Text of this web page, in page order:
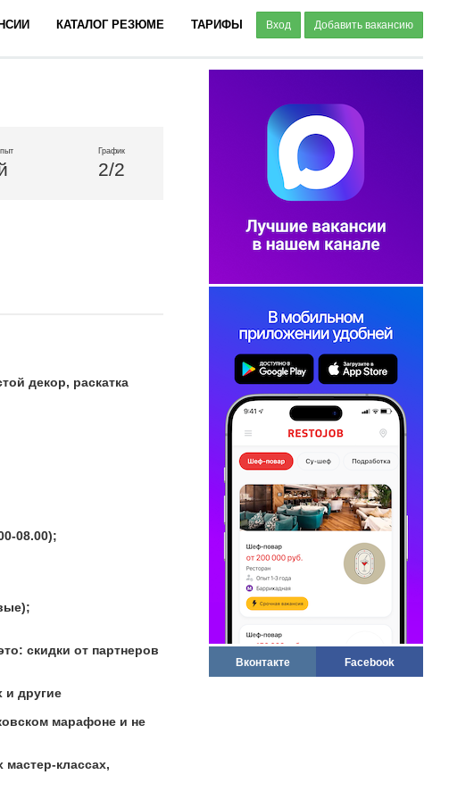
КАТАЛОГ РЕЗЮМЕ ТАРИФЫ Вход Добавить вакансию
Вконтакте Facebook
График
2/2
декор, раскатка
08.00);
скидки от партнеров
и другие
марафоне и не
мастер-классах,